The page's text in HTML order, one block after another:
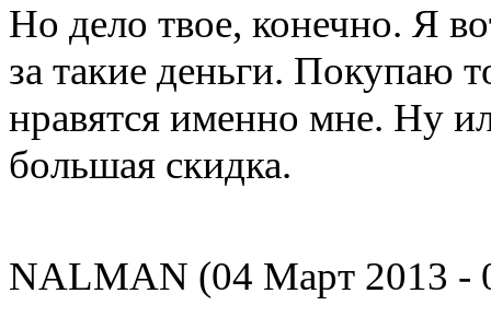
Но дело твое, конечно. Я
за такие деньги. Покупаю
нравятся именно мне. Ну
большая скидка.
NALMAN (04 Март 2013 -